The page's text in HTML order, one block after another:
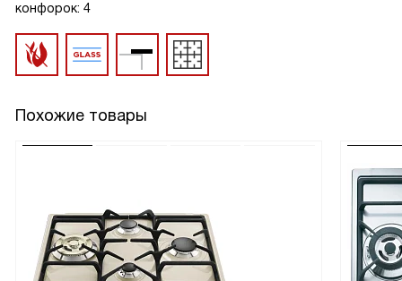
конфорок: 4
Похожие товары